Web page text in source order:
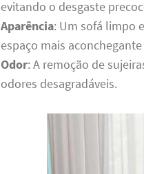
evitando o desgaste
Aparência: Um sofá limpo
espaço mais
Odor: A remoção de
odores desagradáveis.